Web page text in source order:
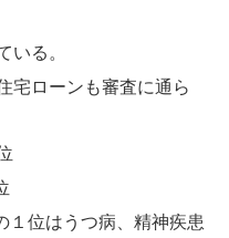
いる。
宅ローンも審査に通ら
１位はうつ病、精神疾患